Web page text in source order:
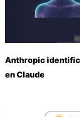
Anthropic
en Claude